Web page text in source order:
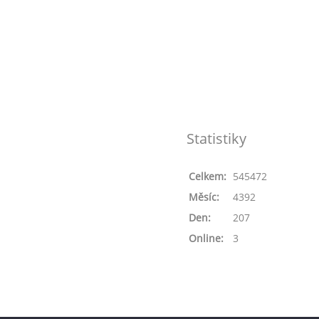
Statistiky
Online: 3
Celkem: 545472
Měsíc:
4392
Den:
207